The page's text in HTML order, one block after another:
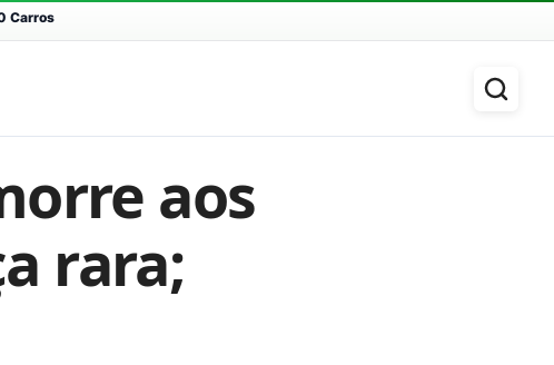
Carros
aos
rara;